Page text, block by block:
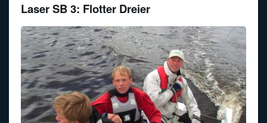
Laser SB 3: Flotter Dreier